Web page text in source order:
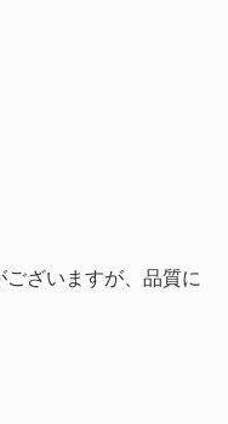
ざいますが、品質に